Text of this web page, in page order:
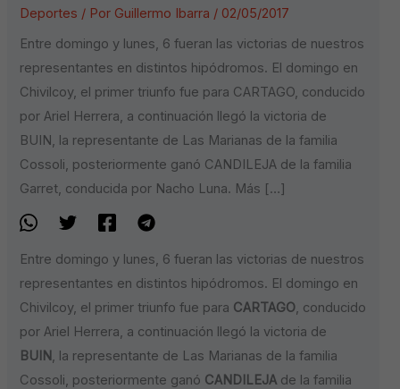
Deportes / Por Guillermo Ibarra / 02/05/2017
Entre domingo y lunes, 6 fueran las victorias de nuestros
representantes en distintos hipódromos. El domingo en
Chivilcoy, el primer triunfo fue para CARTAGO, conducido
por Ariel Herrera, a continuación llegó la victoria de
BUIN, la representante de Las Marianas de la familia
Cossoli, posteriormente ganó CANDILEJA de la familia
Garret, conducida por Nacho Luna. Más […]
Entre domingo y lunes, 6 fueran las victorias de nuestros
representantes en distintos hipódromos. El domingo en
Chivilcoy, el primer triunfo fue para CARTAGO, conducido
por Ariel Herrera, a continuación llegó la victoria de
BUIN, la representante de Las Marianas de la familia
Cossoli, posteriormente ganó CANDILEJA de la familia